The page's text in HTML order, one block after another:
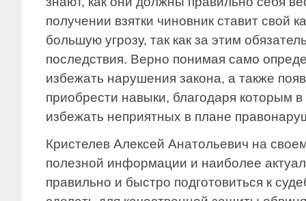
получении взятки чиновник ставит свой
большую угрозу, так как за этим
последствия. Верно понимая само
избежать нарушения закона, а также
приобрести навыки, благодаря которым
избежать неприятных в плане
Кристелев Алексей Анатольевич на
полезной информации и наиболее
правильно и быстро подготовиться к